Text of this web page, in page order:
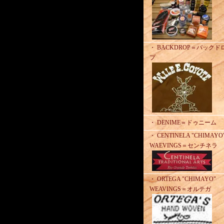
・ BACKDROP＝バックド
プ
・ DENIME＝ドゥニーム
・ CENTINELA
WAEVINGS＝センチネラ
・ ORTEGA "CHIMAYO"
WEAVINGS＝オルテガ